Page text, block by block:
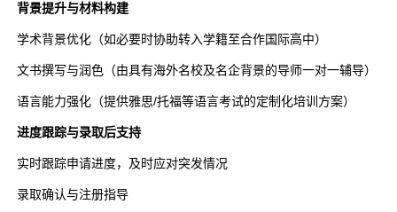
背景提升与材料构建
学术背景优化（如必要时协助转入学籍至合作国际高中）
文书撰写与润色（由具有海外名校及名企背景的导师一对一辅导）
语言能力强化（提供雅思/托福等语言考试的定制化培训方案）
进度跟踪与录取后支持
实时跟踪申请进度，及时应对突发情况
录取确认与注册指导